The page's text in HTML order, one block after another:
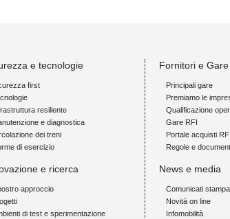
e tecnologie
first
resiliente
e diagnostica
dei treni
di esercizio
e ricerca
approccio
di test e sperimentazione
Fornitori e Gare
Principali gare
Premiamo le
Qualificazione
Gare RFI
Portale acquisti RFI
Regole e
News e media
Comunicati
Novità on line
Infomobilità